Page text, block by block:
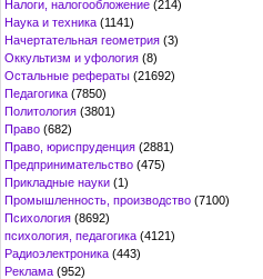
Налоги, налогообложение (214)
Наука и техника (1141)
Начертательная геометрия (3)
Оккультизм и уфология (8)
Остальные рефераты (21692)
Педагогика (7850)
Политология (3801)
Право (682)
Право, юриспруденция (2881)
Предпринимательство (475)
Прикладные науки (1)
Промышленность, производство (7100)
Психология (8692)
психология, педагогика (4121)
Радиоэлектроника (443)
Реклама (952)